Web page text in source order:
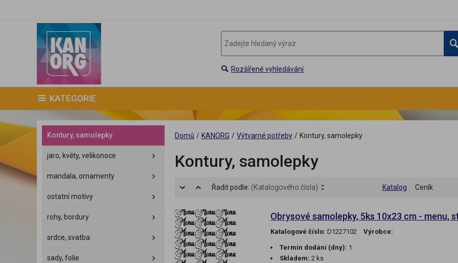
Rozšířené vyhledávání
KATEGORIE
Kontury, samolepky
jaro, květy, velikonoce
mandala, ornamenty
ostatní motivy
rohy, bordury
srdce, svatba
sady, folie
Domů / KANORG / Výtvarné potřeby / Kontury, samolepky
Kontury, samolepky
Řadit podle: (Katalogového čísla) Katalog Ceník
Obrysové samolepky, 5ks 10x23 cm - menu,
Katalogové číslo: D1227102 Výrobce:
Termín dodání (dny): 1
Skladem: 2 ks